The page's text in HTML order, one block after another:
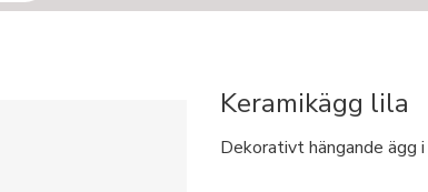
Keramikägg lila
Dekorativt hängande ägg